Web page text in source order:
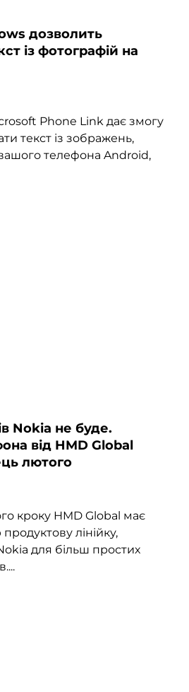
дозволить
із фотографій на
Phone Link дає змогу
текст із зображень,
телефона Android,
Nokia не буде.
від HMD Global
лютого
кроку HMD Global має
лінійку,
для більш простих